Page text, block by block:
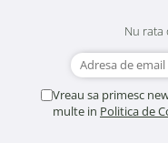
Nu
Vreau sa primesc
multe in Politica de